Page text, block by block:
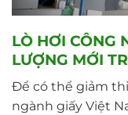
LÒ HƠI CÔNG
LƯỢNG MỚI
Để có thể giảm
ngành giấy Việt